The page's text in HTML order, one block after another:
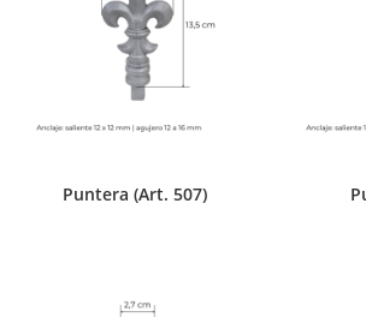
Puntera (Art. 507)